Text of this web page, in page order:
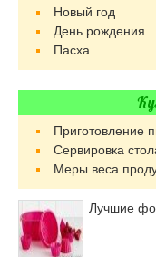
Новый год
День рождения
Пасха
Приготовление
Сервировка
Меры веса
Лучшие